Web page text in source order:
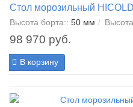
Стол морозильный
Высота борта:: 50 мм
98 970 руб.
В корзину